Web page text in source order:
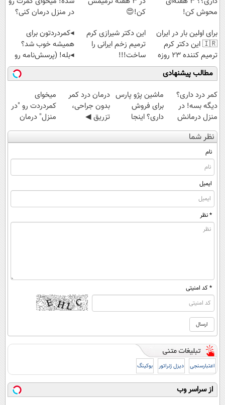
محوش کن!
کن!😍
در منزل درمان کنی؟
برای اولین بار در ایران
🇮🇷 این دکتر کرم
ترمیم کننده 23 روزه
ساخت!
این دکتر شیرازی کرم
ترمیم زخم ایرانی را
ساخت!!!
◂کمردردتون برای
همیشه خوب شد؟
◂بله! (پرسش‌نامه رو
پر کن)
مطالب پیشنهادی
کمر درد داری؟
دیگه بسه! در
منزل درمانش
کن
(◀پرسش‌نامه)
ماشین پژو پارس
برای فروش
داری؟ اینجا
سریع بفروشش
درمان درد کمر
بدون جراحی،
تزریق ◀
پرسش‌نامه رو پر
کن ▶
میخوای
کمردردت رو "در
منزل" درمان
کنی؟ (◂فیلم +
◂پرسش‌نامه)
نظر شما
نام
ایمیل
* نظر
* کد امنیتی
اعتبارسنجی دیزل ژنراتور بوکینگ
از سراسر وب